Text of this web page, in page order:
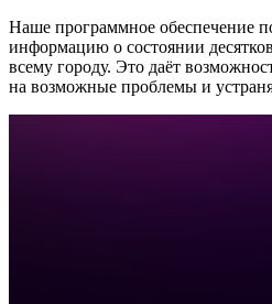
Наше программное обеспечение
информацию о состоянии
всему городу. Это даёт
на возможные проблемы и